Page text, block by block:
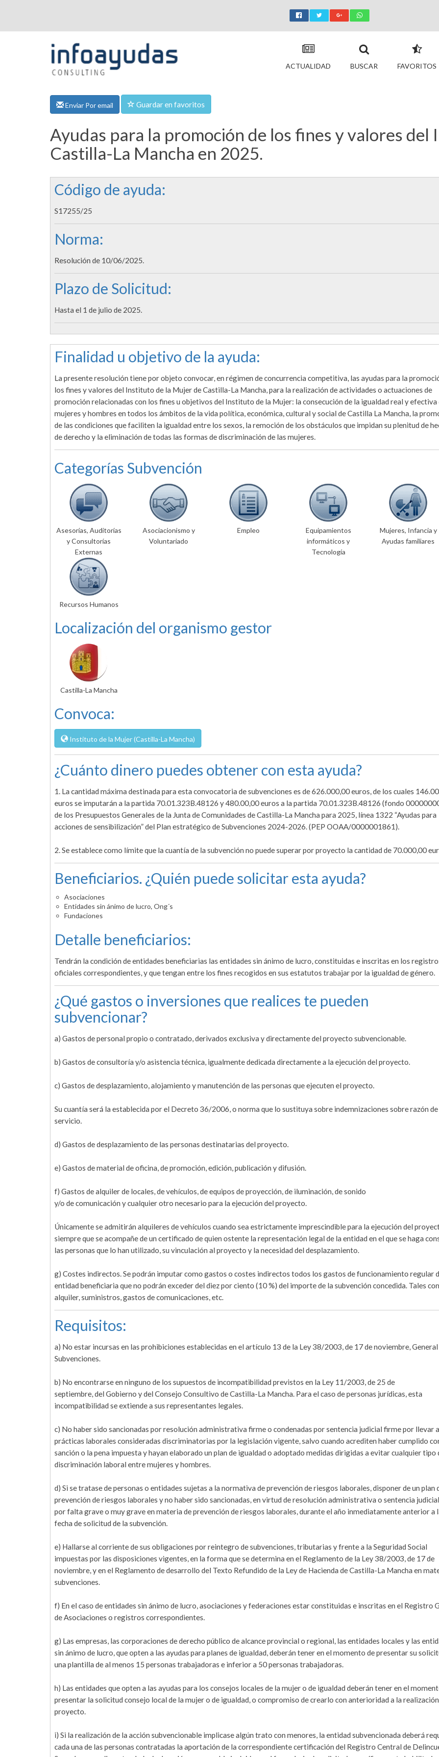
ACTUALIDAD BUSCAR FAVORITOS
Enviar Por email Guardar en favoritos
Ayudas para la promoción de los fines y valores
Castilla-La Mancha en 2025.
Código de ayuda:
S17255/25
Norma:
Resolución de 10/06/2025.
Plazo de Solicitud:
Hasta el 1 de julio de 2025.
Finalidad u objetivo de la ayuda:
La presente resolución tiene por objeto convocar, en régimen de concurrencia competitiva, las ayudas para la
los fines y valores del Instituto de la Mujer de Castilla-La Mancha, para la realización de actividades o actuaciones de
promoción relacionadas con los fines u objetivos del Instituto de la Mujer: la consecución de la igualdad real y efectiva
mujeres y hombres en todos los ámbitos de la vida política, económica, cultural y social de Castilla La Mancha, la
de las condiciones que faciliten la igualdad entre los sexos, la remoción de los obstáculos que impidan su plenitud de
de derecho y la eliminación de todas las formas de discriminación de las mujeres.
Categorías Subvención
Asesorías, Auditorías
y Consultorías
Externas
Asociacionismo y
Voluntariado
Empleo
Equipamientos
informáticos y
Tecnología
Mujeres, Infancia y
Ayudas familiares
Recursos Humanos
Localización del organismo gestor
Castilla-La Mancha
Convoca:
Instituto de la Mujer (Castilla-La Mancha)
¿Cuánto dinero puedes obtener con esta ayuda?
1. La cantidad máxima destinada para esta convocatoria de subvenciones es de 626.000,00 euros, de los cuales
euros se imputarán a la partida 70.01.323B.48126 y 480.00,00 euros a la partida 70.01.323B.48126 (fondo
de los Presupuestos Generales de la Junta de Comunidades de Castilla-La Mancha para 2025, línea 1322 “Ayudas para
acciones de sensibilización” del Plan estratégico de Subvenciones 2024-2026. (PEP OOAA/0000001861).
2. Se establece como límite que la cuantía de la subvención no puede superar por proyecto la cantidad de 70.000,00
Beneficiarios. ¿Quién puede solicitar esta ayuda?
Asociaciones
Entidades sin ánimo de lucro, Ong´s
Fundaciones
Detalle beneficiarios:
Tendrán la condición de entidades beneficiarias las entidades sin ánimo de lucro, constituidas e inscritas en los
oficiales correspondientes, y que tengan entre los fines recogidos en sus estatutos trabajar por la igualdad de género.
¿Qué gastos o inversiones que realices te pueden
subvencionar?
a) Gastos de personal propio o contratado, derivados exclusiva y directamente del proyecto subvencionable.
b) Gastos de consultoría y/o asistencia técnica, igualmente dedicada directamente a la ejecución del proyecto.
c) Gastos de desplazamiento, alojamiento y manutención de las personas que ejecuten el proyecto.
Su cuantía será la establecida por el Decreto 36/2006, o norma que lo sustituya sobre indemnizaciones sobre razón de
servicio.
d) Gastos de desplazamiento de las personas destinatarias del proyecto.
e) Gastos de material de oficina, de promoción, edición, publicación y difusión.
f) Gastos de alquiler de locales, de vehículos, de equipos de proyección, de iluminación, de sonido
y/o de comunicación y cualquier otro necesario para la ejecución del proyecto.
Únicamente se admitirán alquileres de vehículos cuando sea estrictamente imprescindible para la ejecución del
siempre que se acompañe de un certificado de quien ostente la representación legal de la entidad en el que se haga
las personas que lo han utilizado, su vinculación al proyecto y la necesidad del desplazamiento.
g) Costes indirectos. Se podrán imputar como gastos o costes indirectos todos los gastos de funcionamiento regular
entidad beneficiaria que no podrán exceder del diez por ciento (10 %) del importe de la subvención concedida. Tales
alquiler, suministros, gastos de comunicaciones, etc.
Requisitos:
a) No estar incursas en las prohibiciones establecidas en el artículo 13 de la Ley 38/2003, de 17 de noviembre, General
Subvenciones.
b) No encontrarse en ninguno de los supuestos de incompatibilidad previstos en la Ley 11/2003, de 25 de
septiembre, del Gobierno y del Consejo Consultivo de Castilla-La Mancha. Para el caso de personas jurídicas, esta
incompatibilidad se extiende a sus representantes legales.
c) No haber sido sancionadas por resolución administrativa firme o condenadas por sentencia judicial firme por llevar
prácticas laborales consideradas discriminatorias por la legislación vigente, salvo cuando acrediten haber cumplido
sanción o la pena impuesta y hayan elaborado un plan de igualdad o adoptado medidas dirigidas a evitar cualquier tipo
discriminación laboral entre mujeres y hombres.
d) Si se tratase de personas o entidades sujetas a la normativa de prevención de riesgos laborales, disponer de un plan
prevención de riesgos laborales y no haber sido sancionadas, en virtud de resolución administrativa o sentencia
por falta grave o muy grave en materia de prevención de riesgos laborales, durante el año inmediatamente anterior a
fecha de solicitud de la subvención.
e) Hallarse al corriente de sus obligaciones por reintegro de subvenciones, tributarias y frente a la Seguridad Social
impuestas por las disposiciones vigentes, en la forma que se determina en el Reglamento de la Ley 38/2003, de 17 de
noviembre, y en el Reglamento de desarrollo del Texto Refundido de la Ley de Hacienda de Castilla-La Mancha en
subvenciones.
f) En el caso de entidades sin ánimo de lucro, asociaciones y federaciones estar constituidas e inscritas en el Registro
de Asociaciones o registros correspondientes.
g) Las empresas, las corporaciones de derecho público de alcance provincial o regional, las entidades locales y las
sin ánimo de lucro, que opten a las ayudas para planes de igualdad, deberán tener en el momento de presentar su
una plantilla de al menos 15 personas trabajadoras e inferior a 50 personas trabajadoras.
h) Las entidades que opten a las ayudas para los consejos locales de la mujer o de igualdad deberán tener en el
presentar la solicitud consejo local de la mujer o de igualdad, o compromiso de crearlo con anterioridad a la
proyecto.
i) Si la realización de la acción subvencionable implicase algún trato con menores, la entidad subvencionada deberá
cada una de las personas contratadas la aportación de la correspondiente certificación del Registro Central de